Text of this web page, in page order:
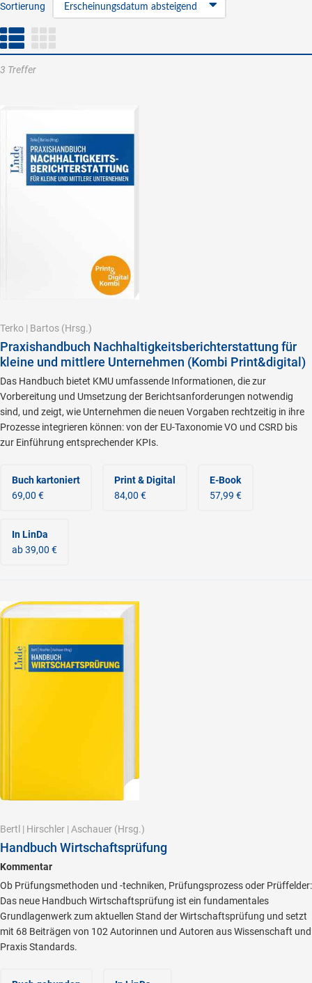
Sortierung Erscheinungsdatum absteigend
3 Treffer
Terko | Bartos (Hrsg.)
Praxishandbuch Nachhaltigkeitsberichterstattung für
kleine und mittlere Unternehmen (Kombi Print&digital)
Das Handbuch bietet KMU umfassende Informationen, die zur
Vorbereitung und Umsetzung der Berichtsanforderungen notwendig
sind, und zeigt, wie Unternehmen die neuen Vorgaben rechtzeitig in ihre
Prozesse integrieren können: von der EU-Taxonomie VO und CSRD bis
zur Einführung entsprechender KPIs.
Buch kartoniert
69,00 €
Print & Digital
84,00 €
E-Book
57,99 €
In LinDa
ab 39,00 €
Bertl | Hirschler | Aschauer (Hrsg.)
Handbuch Wirtschaftsprüfung
Kommentar
Ob Prüfungsmethoden und -techniken, Prüfungsprozess oder Prüffelder:
Das neue Handbuch Wirtschaftsprüfung ist ein fundamentales
Grundlagenwerk zum aktuellen Stand der Wirtschaftsprüfung und setzt
mit 68 Beiträgen von 102 Autorinnen und Autoren aus Wissenschaft und
Praxis Standards.